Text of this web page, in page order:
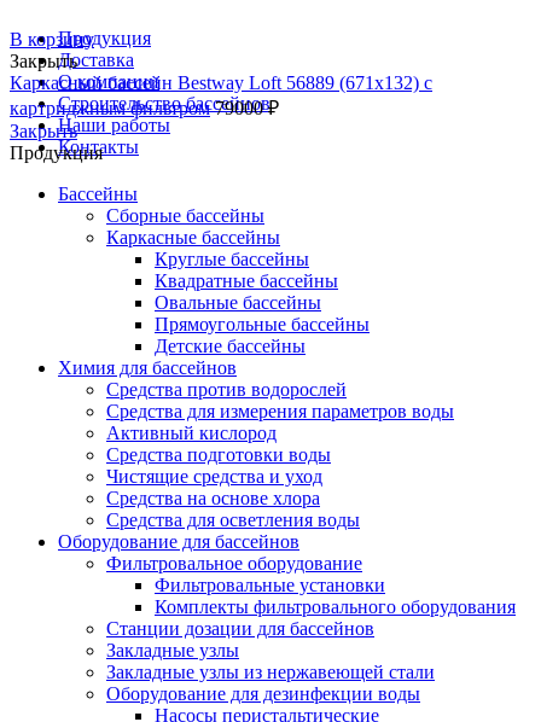
Продукция
Доставка
О компании
Строительство бассейнов
Наши работы
Контакты
В корзину
Закрыть
Каркасный бассейн Bestway Loft 56889 (671х132) с
картриджным фильтром 79000₽
Закрыть
Продукция
Бассейны
Сборные бассейны
Каркасные бассейны
Круглые бассейны
Квадратные бассейны
Овальные бассейны
Прямоугольные бассейны
Детские бассейны
Химия для бассейнов
Средства против водорослей
Средства для измерения параметров воды
Активный кислород
Средства подготовки воды
Чистящие средства и уход
Средства на основе хлора
Средства для осветления воды
Оборудование для бассейнов
Фильтровальное оборудование
Фильтровальные установки
Комплекты фильтровального оборудования
Станции дозации для бассейнов
Закладные узлы
Закладные узлы из нержавеющей стали
Оборудование для дезинфекции воды
Насосы перистальтические